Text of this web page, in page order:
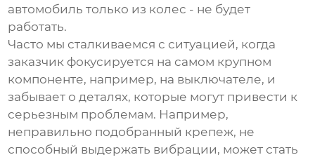
автомобиль только из колес - не будет
работать.
Часто мы сталкиваемся с ситуацией, когда
заказчик фокусируется на самом крупном
компоненте, например, на выключателе, и
забывает о деталях, которые могут привести к
серьезным проблемам. Например,
неправильно подобранный крепеж, не
способный выдержать вибрации, может стать